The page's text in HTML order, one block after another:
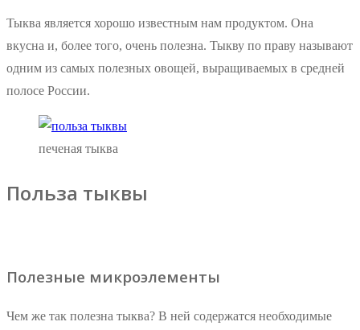
Тыква является хорошо известным нам продуктом. Она
вкусна и, более того, очень полезна. Тыкву по праву называют
одним из самых полезных овощей, выращиваемых в средней
полосе России.
печеная тыква
Польза тыквы
Полезные микроэлементы
Чем же так полезна тыква? В ней содержатся необходимые